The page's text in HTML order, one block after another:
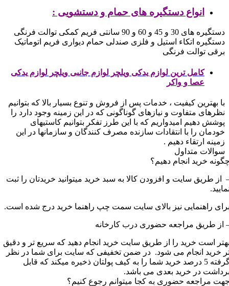
انواع دستگیره های حمام و دستشویی :
دستگیره های 30 و 45 و 60 و 90 سانتی
فریم کمکی توالت فرنگی
دستگیره اتکاء استیل و فلزی صندلی حمام دیواری فریم اتوماتیک
برقی توالت فرنگی
کامل ترین لوازم یدکی ویلچر لوازم جانبی ویلچر لوازم یدکی
عصا و واکر
با بهترین کیفیت ، خدمات پس از فروش و تنوع بسیار بالا که بتوانیم
نظرهای متفاوت و نیازهای گوناگونی که در این زمینه وجود دارد را
پوشش دهیم
امیدواریم که با این طرز تفکر بتوانیم کاستیهای
خودمان را با انتقادات سازنده مصرف کنندگان و سازمانها در این
زمینه ارتقاء دهیم .
سوالات متداول
خرید انجام دهیم؟
از طریق سایت و افزودن کالا به سبد خرید میتوانید خریدتان را ثبت
راهنمایی نیز بالای سایت سمت چپ راهنما خرید درج شده است.
از طریق مراجعه حضوری درب کارخانه
است خرید را از طریق سایت خرید انجام دهید که سریع تر و دقیق
خرید انجام می شود. در ضمن تخفیفی که سایت برای شما در نظر
گرفته 5 درصد خرید شما را به کیف پولتان ذخیره میکند که قابل
در خرید بعدی می باشد.
مراجعه حضوری به کجا میتوانم رجوع کنیم؟